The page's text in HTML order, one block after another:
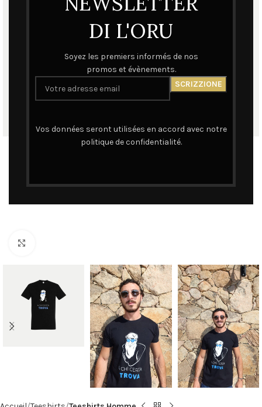
DI L'ORU
Soyez les premiers informés de nos
promos et évènements.
Vos données seront utilisées en accord avec notre
politique de confidentialité.